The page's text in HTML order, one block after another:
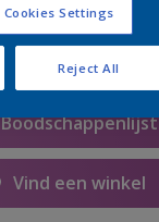
Boodschappenlijst
Vind een winkel
Cookies Settings
Reject All